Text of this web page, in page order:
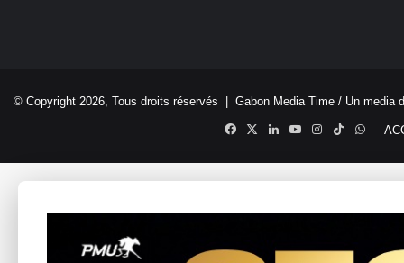
© Copyright 2026, Tous droits réservés | Gabon Media Time / Un media
Facebook
X LinkedinYouTubeInstagram
TikTok